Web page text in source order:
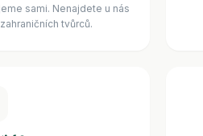
sami. Nenajdete u nás
tvůrců.